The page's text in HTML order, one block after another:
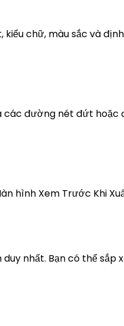
chữ, màu sắc và
các đường nét đứt hoặc
hình Xem Trước Khi
nhất. Bạn có thể sắp